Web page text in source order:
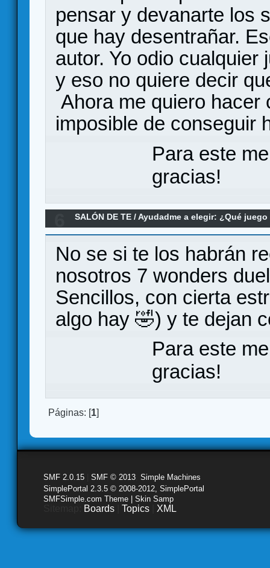
pensar y devanarte los
que hay desentrañar.
autor. Yo odio cualquier
y eso no quiere decir
Ahora me quiero hacer
imposible de
Para este
gracias!
SALÓN DE TE /Ayudadme a elegir: ¿Qué
No se si te los habrán
nosotros 7 wonders
Sencillos, con cierta
algo hay 🤣) y te dejan
Para este
gracias!
Páginas: [1]
SMF 2.0.15 SMF © 2013 Simple Machines
SimplePortal 2.3.5 © 2008-2012, SimplePortal
SMFSimple.com Theme | Skin Samp
Boards Topics XML